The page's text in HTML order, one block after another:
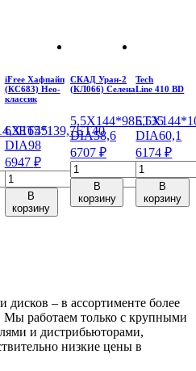
ET45
iFree Хафпайп
(КС683) Нео-
классик
6X165*139,7ET40
DIA98
6947 ₽
Количество
товара
iFree
Хафпайп
DIA98
В
корзину
СКАД Уран-2
(КЛ066) Селена
5,5X144*98ET35
DIA58,6
6707 ₽
Количество
товара
СКАД
Уран-2
В
корзину
Tech
Line 410 BD
5,5X14
DIA60,1
6174₽
товара
Tech
Line
В
корзину
– в ассортименте более
Мы работаем только с крупными
и дистрибьюторами,
низкие цены в